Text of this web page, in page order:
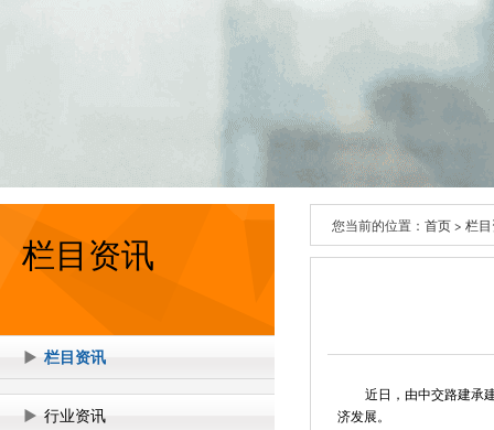
栏目资讯
栏目资讯
行业资讯
您当前的位置： 首页> 栏
近日，由中交路建承
济发展。